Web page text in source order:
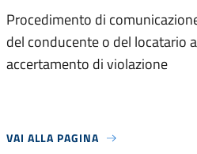
Procedimento di
del conducente o del locatario
accertamento di violazione
VAI ALLA PAGINA